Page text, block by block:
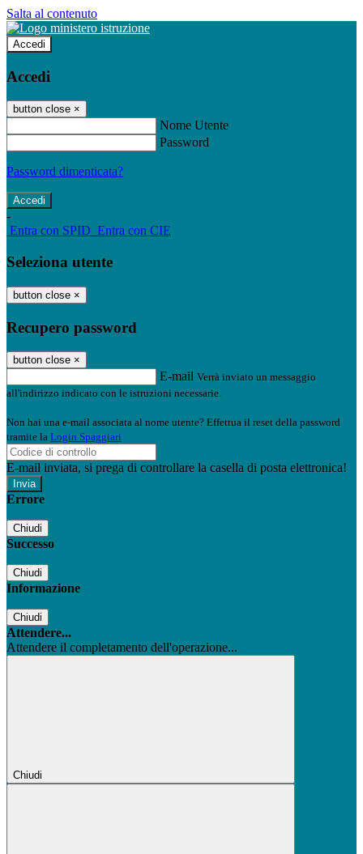
Salta al contenuto
Accedi
Accedi
button close ×
Nome Utente
Password
Password dimenticata?
-
Entra con SPID Entra con CIE
Seleziona utente
button close ×
Recupero password
button close ×
E-mail Verrà inviato un messaggio
all'indirizzo indicato con le istruzioni necessarie.
Non hai una e-mail associata al nome utente? Effettua il reset della password
tramite la Login Spaggiari
E-mail inviata, si prega di controllare la casella di posta elettronica!
Errore
Chiudi
Successo
Chiudi
Informazione
Chiudi
Attendere...
Attendere il completamento dell'operazione...
Chiudi